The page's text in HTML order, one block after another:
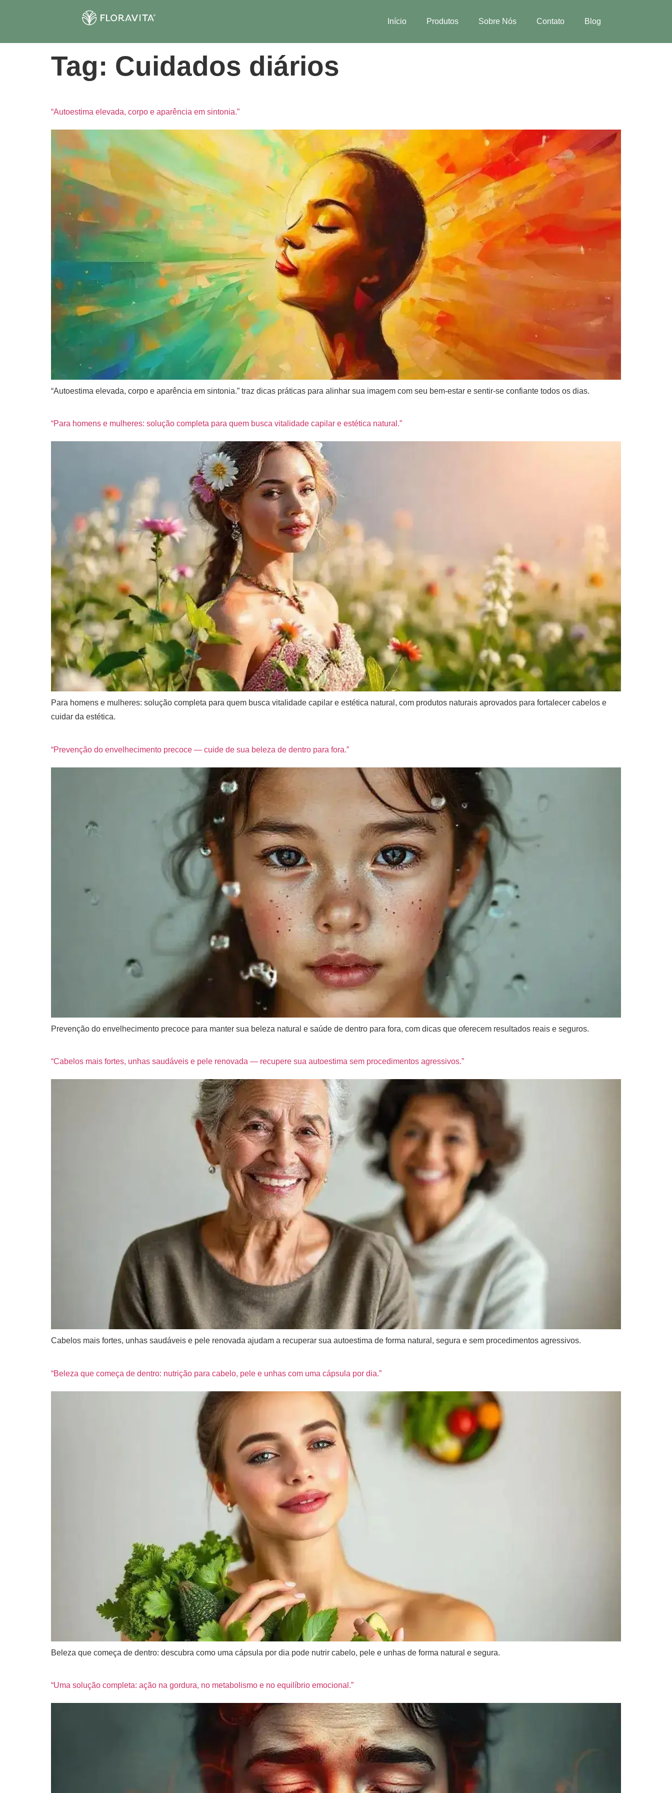
Início Produtos Sobre Nós Contato Blog
Tag: Cuidados diários
“Autoestima elevada, corpo e aparência em sintonia.”
“Autoestima elevada, corpo e aparência em sintonia.” traz dicas práticas para alinhar sua imagem com seu bem-estar e sentir-se confiante todos os dias.
“Para homens e mulheres: solução completa para quem busca vitalidade capilar e estética natural.”
Para homens e mulheres: solução completa para quem busca vitalidade capilar e estética natural, com produtos naturais aprovados para fortalecer cabelos e
cuidar da estética.
“Prevenção do envelhecimento precoce — cuide de sua beleza de dentro para fora.”
Prevenção do envelhecimento precoce para manter sua beleza natural e saúde de dentro para fora, com dicas que oferecem resultados reais e seguros.
“Cabelos mais fortes, unhas saudáveis e pele renovada — recupere sua autoestima sem procedimentos agressivos.”
Cabelos mais fortes, unhas saudáveis e pele renovada ajudam a recuperar sua autoestima de forma natural, segura e sem procedimentos agressivos.
“Beleza que começa de dentro: nutrição para cabelo, pele e unhas com uma cápsula por dia.”
Beleza que começa de dentro: descubra como uma cápsula por dia pode nutrir cabelo, pele e unhas de forma natural e segura.
“Uma solução completa: ação na gordura, no metabolismo e no equilíbrio emocional.”